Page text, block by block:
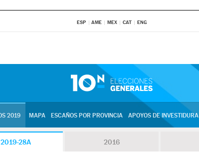
ESP AME MEX CAT ENG
2019 MAPA ESCAÑOS POR PROVINCIA APOYOS DE INVESTIDURA
2019-28A 2016